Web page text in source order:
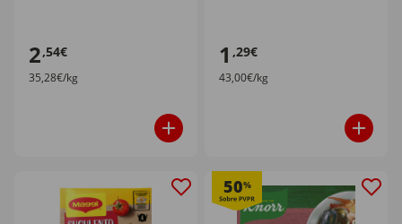
2,54€
35,28€/kg
1 ,29€
43,00€/kg
50%